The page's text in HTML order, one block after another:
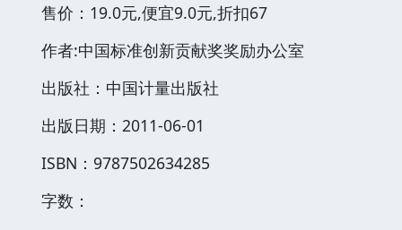
售价：19.0元,便宜9.0元,折扣67
作者:中国标准创新贡献奖奖励办公室
出版社：中国计量出版社
出版日期：2011-06-01
ISBN：9787502634285
字数：